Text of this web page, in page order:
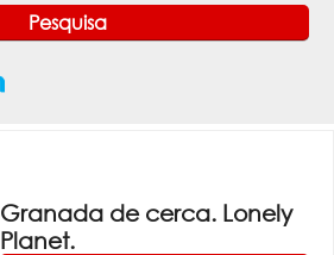
Granada de cerca. Lonely
Planet.